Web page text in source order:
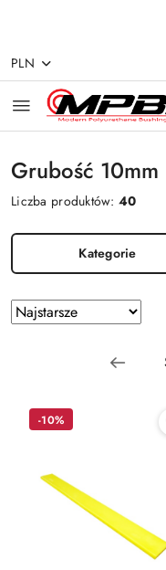
Przejdź do treści
Przejdź do
Przejdź do moje
Przejdź do menu
Przejdź do stopki
PLN
Grubość 10mm
Liczba produktów:40
Kategorie
Zastosowano
sortowanie:
Sortuj
według
-10%